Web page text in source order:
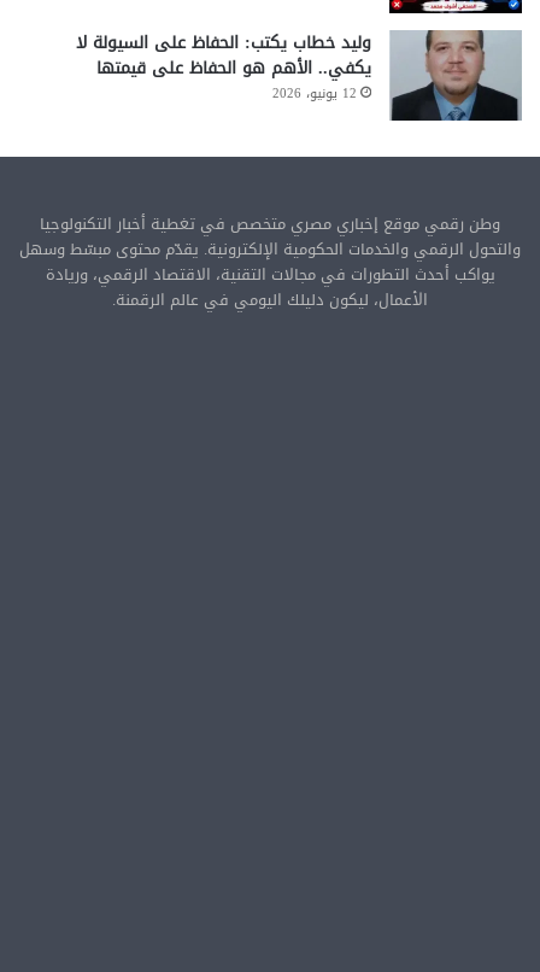
وليد خطاب يكتب: الحفاظ على السيولة لا
يكفي.. الأهم هو الحفاظ على قيمتها
12 يونيو، 2026
وطن رقمي موقع إخباري مصري متخصص في تغطية أخبار التكنولوجيا
والتحول الرقمي والخدمات الحكومية الإلكترونية. يقدّم محتوى مبسّط وسهل
يواكب أحدث التطورات في مجالات التقنية، الاقتصاد الرقمي، وريادة
الأعمال، ليكون دليلك اليومي في عالم الرقمنة.